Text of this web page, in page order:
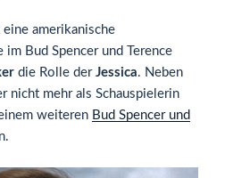
eine amerikanische
im Bud Spencer und Terence
die Rolle der Jessica. Neben
nicht mehr als Schauspielerin
weiteren Bud Spencer und